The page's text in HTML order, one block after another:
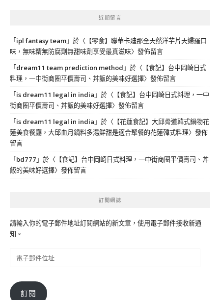
近期留言
「 ipl fantasy team」於〈 【零食】聯華卡廸那全天然洋芋片天婦羅口
味，無味精無防腐劑無甜味劑享受最真滋味〉發佈留言
「 dream11 team prediction method 」於〈 【食記】台中岡崎日式
料理，一中街商圈平價壽司、丼飯的美味好選擇〉發佈留言
「 is dream11 legal in india 」於〈 【食記】台中岡崎日式料理，一中
街商圈平價壽司、丼飯的美味好選擇〉發佈留言
「 is dream11 legal in india 」於〈 【花蓮食記】大邱骨道韓式鍋物花
蓮美食餐廳，大邱血月鍋料多湯鮮甜是適合聚餐的花蓮韓式料理〉發佈
留言
「 bd777 」於〈 【食記】台中岡崎日式料理，一中街商圈平價壽司、丼
飯的美味好選擇〉發佈留言
訂閱網誌
請輸入你的電子郵件地址訂閱網站的新文章，使用電子郵件接收新通
知。
件
位
訂閱